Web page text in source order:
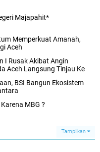
Majapahit*
Memperkuat Amanah,
Aceh
I Rusak Akibat Angin
Aceh Langsung Tinjau Ke
BSI Bangun Ekosistem
MBG ?
Tampilkan